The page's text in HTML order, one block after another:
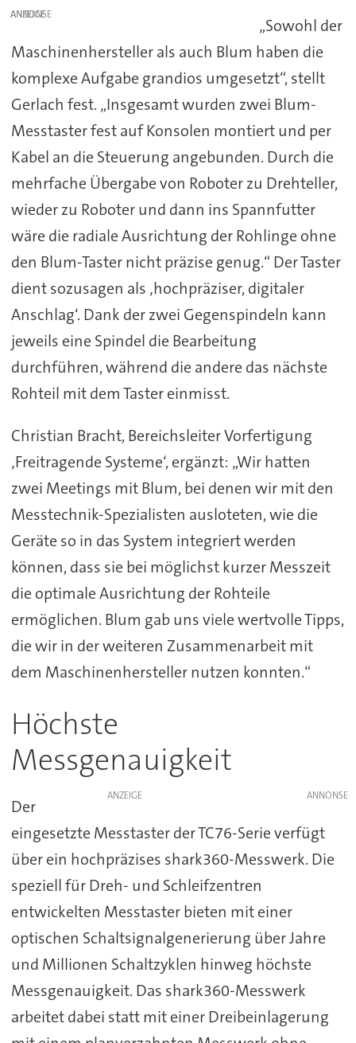
ANZEIGE
„Sowohl der
Maschinenhersteller als auch Blum haben die
komplexe Aufgabe grandios umgesetzt“, stellt
Gerlach fest. „Insgesamt wurden zwei Blum-
Messtaster fest auf Konsolen montiert und per
Kabel an die Steuerung angebunden. Durch die
mehrfache Übergabe von Roboter zu Drehteller,
wieder zu Roboter und dann ins Spannfutter
wäre die radiale Ausrichtung der Rohlinge ohne
den Blum-Taster nicht präzise genug.“ Der Taster
dient sozusagen als ‚hochpräziser, digitaler
Anschlag‘. Dank der zwei Gegenspindeln kann
jeweils eine Spindel die Bearbeitung
durchführen, während die andere das nächste
Rohteil mit dem Taster einmisst.
Christian Bracht, Bereichsleiter Vorfertigung
‚Freitragende Systeme‘, ergänzt: „Wir hatten
zwei Meetings mit Blum, bei denen wir mit den
Messtechnik-Spezialisten ausloteten, wie die
Geräte so in das System integriert werden
können, dass sie bei möglichst kurzer Messzeit
die optimale Ausrichtung der Rohteile
ermöglichen. Blum gab uns viele wertvolle Tipps,
die wir in der weiteren Zusammenarbeit mit
dem Maschinenhersteller nutzen konnten.“
Höchste
Messgenauigkeit
ANZEIGE
Der
eingesetzte Messtaster der TC76-Serie verfügt
über ein hochpräzises shark360-Messwerk. Die
speziell für Dreh- und Schleifzentren
entwickelten Messtaster bieten mit einer
optischen Schaltsignalgenerierung über Jahre
und Millionen Schaltzyklen hinweg höchste
Messgenauigkeit. Das shark360-Messwerk
arbeitet dabei statt mit einer Dreibeinlagerung